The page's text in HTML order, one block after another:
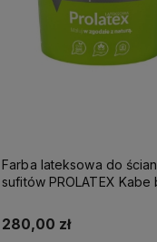
Farba lateksowa do
sufitów PROLATEX Kabe biała
280,00 zł